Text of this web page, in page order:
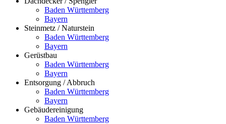
Baden Württemberg
Bayern
Steinmetz / Naturstein
Baden Württemberg
Bayern
Gerüstbau
Baden Württemberg
Bayern
Entsorgung / Abbruch
Baden Württemberg
Bayern
Gebäudereinigung
Baden Württemberg